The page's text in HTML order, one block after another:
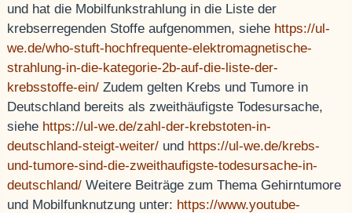
und hat die Mobilfunkstrahlung in die Liste der
krebserregenden Stoffe aufgenommen, siehe https://ul-
we.de/who-stuft-hochfrequente-elektromagnetische-
strahlung-in-die-kategorie-2b-auf-die-liste-der-
krebsstoffe-ein/ Zudem gelten Krebs und Tumore in
Deutschland bereits als zweithäufigste Todesursache,
siehe https://ul-we.de/zahl-der-krebstoten-in-
deutschland-steigt-weiter/ und https://ul-we.de/krebs-
und-tumore-sind-die-zweithaufigste-todesursache-in-
deutschland/Weitere Beiträge zum Thema Gehirntumore
und Mobilfunknutzung unter: https://www.youtube-